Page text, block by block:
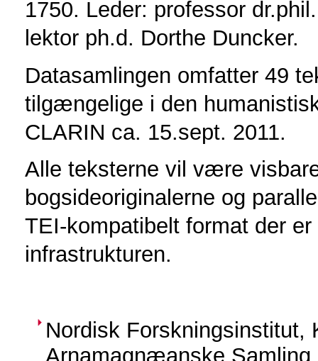
1750. Leder: professor
lektor ph.d. Dorthe Duncker.
Datasamlingen omfatter 49
tilgængelige i den
CLARIN ca. 15.sept. 2011.
Alle teksterne vil være
bogsideoriginalerne og
TEI-kompatibelt format der
infrastrukturen.
Nordisk Forskningsinstitut,
Arnamagnæanske Samling